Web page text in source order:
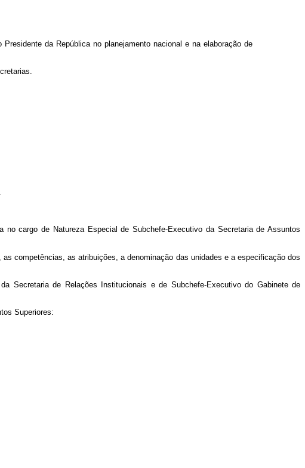
da República no planejamento nacional e na elaboração de
cargo de Natureza Especial de Subchefe-Executivo da Secretaria de Assuntos
competências, as atribuições, a denominação das unidades e a especificação dos
Secretaria de Relações Institucionais e de Subchefe-Executivo do Gabinete de
Superiores: